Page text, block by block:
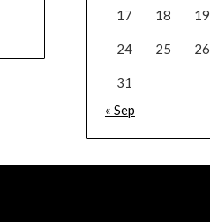
17 18 19
24 25 26
31
« Sep